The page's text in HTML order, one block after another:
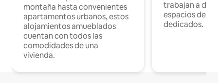
montaña hasta convenientes
apartamentos urbanos, estos
alojamientos amueblados
cuentan con todos las
comodidades de una
vivienda.
trabajan a
espacios de
dedicados.